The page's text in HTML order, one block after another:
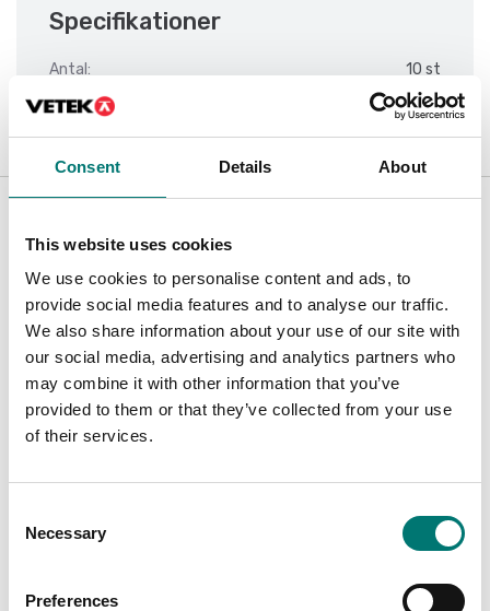
Consent Details About
This website uses cookies
We use cookies to personalise content and ads, to
provide social media features and to analyse our traffic.
We also share information about your use of our site with
our social media, advertising and analytics partners who
may combine it with other information that you’ve
provided to them or that they’ve collected from your use
of their services.
Selection
Necessary
Preferences
Specifikationer
Antal: 10 st
Related pages
Dini Argeo